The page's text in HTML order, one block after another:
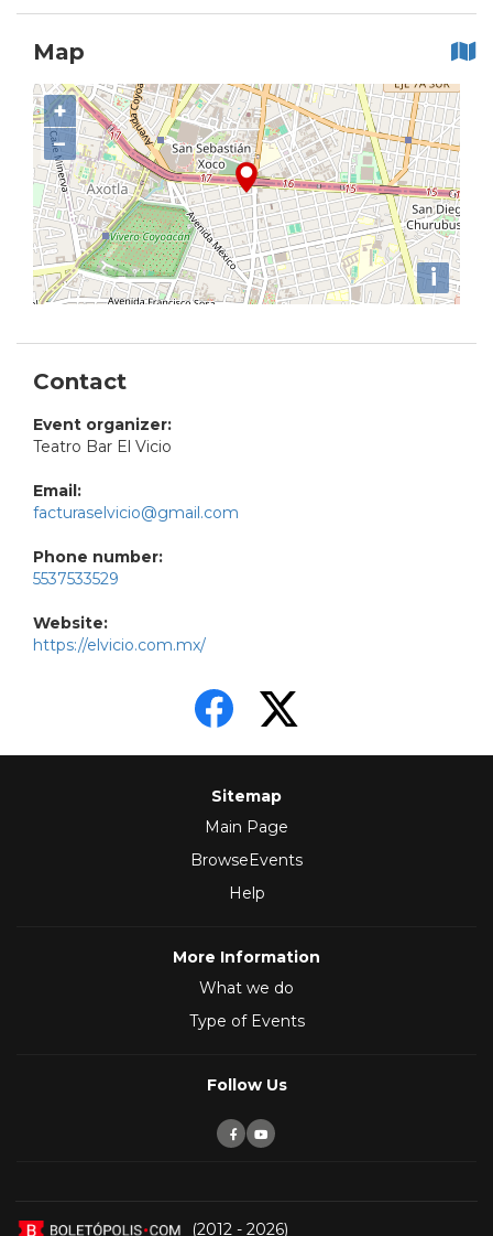
Map
+
−
i
Contact
Event organizer:
Teatro Bar El Vicio
Email:
facturaselvicio@gmail.com
Phone number:
5537533529
Website:
https://elvicio.com.mx/
Sitemap
Main Page
BrowseEvents
Help
More Information
What we do
Type of Events
Follow Us
(2012 - 2026)